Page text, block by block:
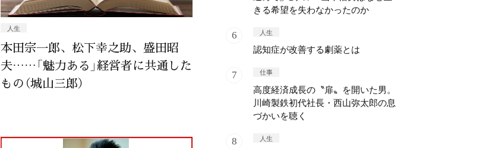
人生
本田宗一郎、松下幸之助、盛田昭
夫……「魅力ある」経営者に共通した
もの（城山三郎）
きる希望を失わなかったのか
人生
認知症が改善する劇薬とは
仕事
高度経済成長の〝扉〟を開いた男。
川崎製鉄初代社長・西山弥太郎の息
づかいを聴く
人生